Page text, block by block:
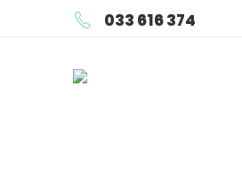
033 616 374